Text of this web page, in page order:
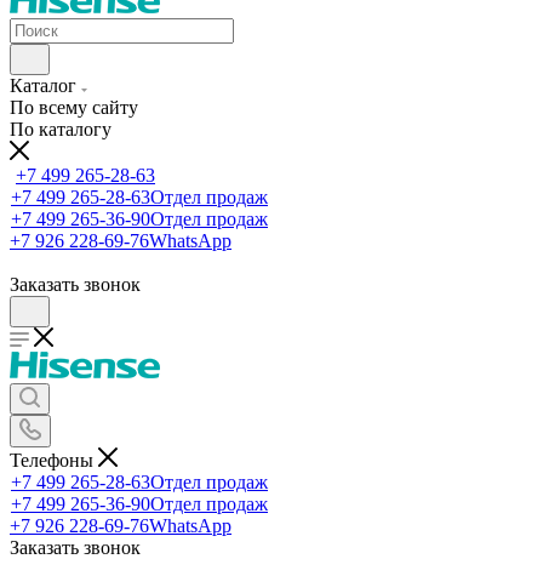
Каталог
По всему сайту
По каталогу
+7 499 265-28-63
+7 499 265-28-63Отдел продаж
+7 499 265-36-90Отдел продаж
+7 926 228-69-76WhatsApp
Заказать звонок
Телефоны
+7 499 265-28-63Отдел продаж
+7 499 265-36-90Отдел продаж
+7 926 228-69-76WhatsApp
Заказать звонок